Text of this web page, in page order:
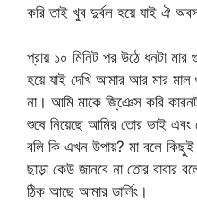
করি তাই খুব দুর্বল হয়ে যাই ঐ
প্রায় ১০ মিনিট পর উঠে ধনটা
হয়ে যাই দেখি আমার আর মার
না। আমি মাকে জি্ঞেস করি
শুষে নিয়েছে আমির তোর ভাই
বলি কি এখন উপায়? মা বলে
ছাড়া কেউ জানবে না তোর বাবার
ঠিক আছে আমার ডার্লিং।